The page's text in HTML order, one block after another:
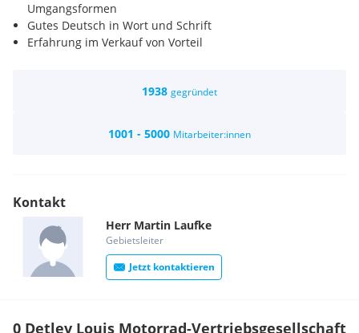
Umgangsformen
Gutes Deutsch in Wort und Schrift
Erfahrung im Verkauf von Vorteil
Einen sicheren Arbeitsplatz in einem angenehmen
Arbeitsklima mit einem einzigartigen Kundenklientel
1938 gegründet
1001 - 5000 Mitarbeiter:innen
Kontakt
Herr Martin Laufke
Gebietsleiter
Jetzt kontaktieren
0 Detlev Louis Motorrad-Vertriebsgesellschaft